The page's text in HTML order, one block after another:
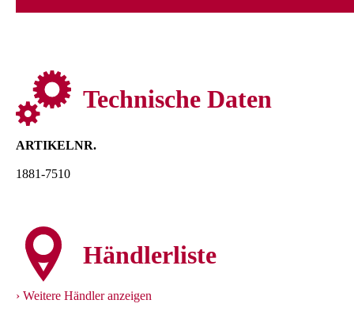
Technische Daten
ARTIKELNR.
1881-7510
Händlerliste
Weitere Händler anzeigen